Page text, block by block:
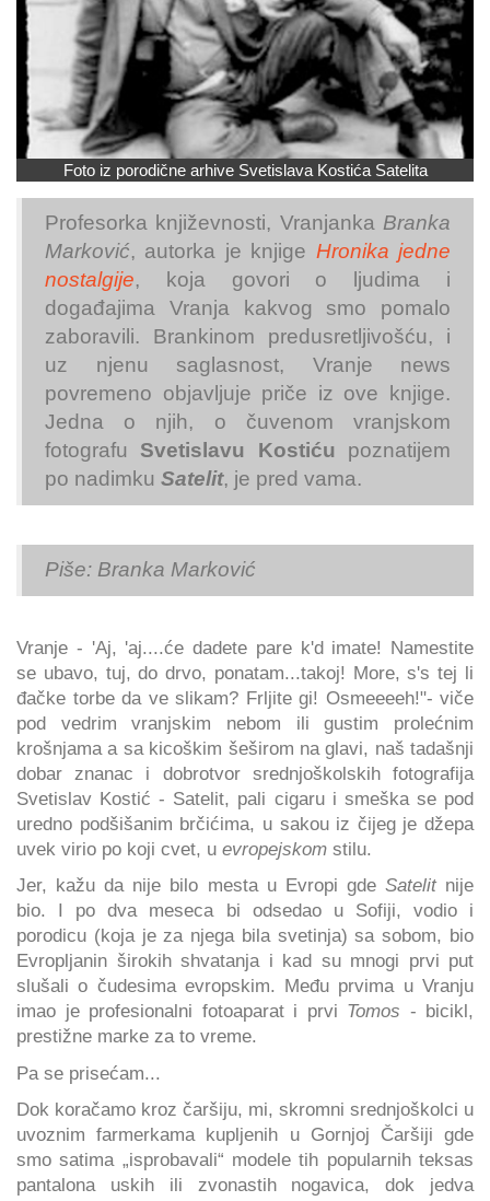
Foto iz porodične arhive Svetislava Kostića Satelita
Profesorka književnosti, Vranjanka Branka
Marković, autorka je knjige Hronika jedne
nostalgije, koja govori o ljudima i
događajima Vranja kakvog smo pomalo
zaboravili. Brankinom predusretljivošću, i
uz njenu saglasnost, Vranje news
povremeno objavljuje priče iz ove knjige.
Jedna o njih, o čuvenom vranjskom
fotografu Svetislavu Kostiću poznatijem
po nadimku Satelit, je pred vama.
Piše: Branka Marković
Vranje - 'Aj, 'aj....će dadete pare k'd imate! Namestite
se ubavo, tuj, do drvo, ponatam...takoj! More, s's tej li
đačke torbe da ve slikam? Frljite gi! Osmeeeeh!"- viče
pod vedrim vranjskim nebom ili gustim prolećnim
krošnjama a sa kicoškim šeširom na glavi, naš tadašnji
dobar znanac i dobrotvor srednjoškolskih fotografija
Svetislav Kostić - Satelit, pali cigaru i smeška se pod
uredno podšišanim brčićima, u sakou iz čijeg je džepa
uvek virio po koji cvet, u evropejskom stilu.
Jer, kažu da nije bilo mesta u Evropi gde Satelit nije
bio. I po dva meseca bi odsedao u Sofiji, vodio i
porodicu (koja je za njega bila svetinja) sa sobom, bio
Evropljanin širokih shvatanja i kad su mnogi prvi put
slušali o čudesima evropskim. Među prvima u Vranju
imao je profesionalni fotoaparat i prvi Tomos - bicikl,
prestižne marke za to vreme.
Pa se prisećam...
Dok koračamo kroz čaršiju, mi, skromni srednjoškolci u
uvoznim farmerkama kupljenih u Gornjoj Čaršiji gde
smo satima „isprobavali“ modele tih popularnih teksas
pantalona uskih ili zvonastih nogavica, dok jedva